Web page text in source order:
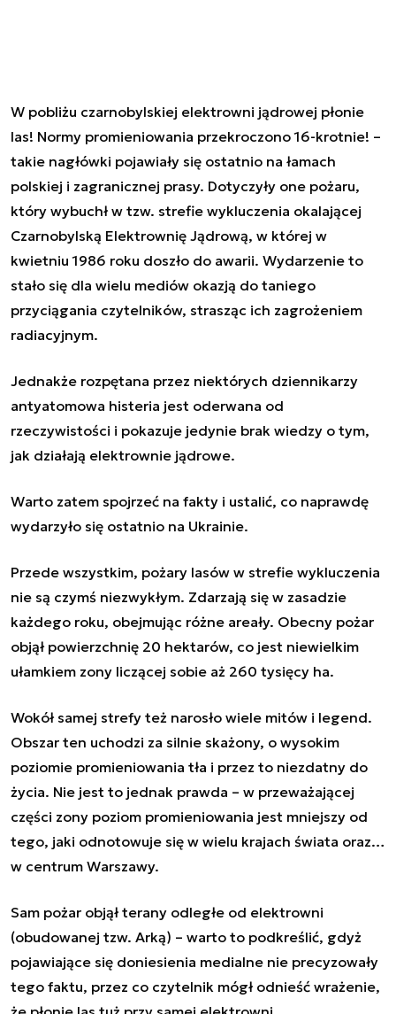
W pobliżu czarnobylskiej elektrowni jądrowej płonie
las! Normy promieniowania przekroczono 16-krotnie! –
takie nagłówki pojawiały się ostatnio na łamach
polskiej i zagranicznej prasy. Dotyczyły one pożaru,
który wybuchł w tzw. strefie wykluczenia okalającej
Czarnobylską Elektrownię Jądrową, w której w
kwietniu 1986 roku doszło do awarii. Wydarzenie to
stało się dla wielu mediów okazją do taniego
przyciągania czytelników, strasząc ich zagrożeniem
radiacyjnym.
Jednakże rozpętana przez niektórych dziennikarzy
antyatomowa histeria jest oderwana od
rzeczywistości i pokazuje jedynie brak wiedzy o tym,
jak działają elektrownie jądrowe.
Warto zatem spojrzeć na fakty i ustalić, co naprawdę
wydarzyło się ostatnio na Ukrainie.
Przede wszystkim, pożary lasów w strefie wykluczenia
nie są czymś niezwykłym. Zdarzają się w zasadzie
każdego roku, obejmując różne areały. Obecny pożar
objął powierzchnię 20 hektarów, co jest niewielkim
ułamkiem zony liczącej sobie aż 260 tysięcy ha.
Wokół samej strefy też narosło wiele mitów i legend.
Obszar ten uchodzi za silnie skażony, o wysokim
poziomie promieniowania tła i przez to niezdatny do
życia. Nie jest to jednak prawda – w przeważającej
części zony poziom promieniowania jest mniejszy od
tego, jaki odnotowuje się w wielu krajach świata oraz…
w centrum Warszawy.
Sam pożar objął terany odległe od elektrowni
(obudowanej tzw. Arką) – warto to podkreślić, gdyż
pojawiające się doniesienia medialne nie precyzowały
tego faktu, przez co czytelnik mógł odnieść wrażenie,